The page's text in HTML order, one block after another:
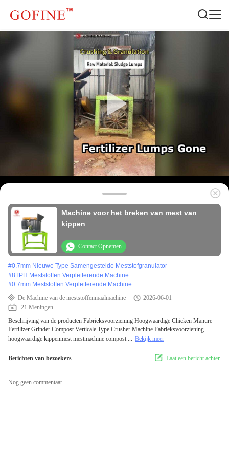
Machine voor het breken van mest van
kippen
Contact Opnemen
#0.7mm Nieuwe Type Samengestelde Meststofgranulator
#8TPH Meststoffen Verpletterende Machine
#0.7mm Meststoffen Verpletterende Machine
De Machine van de meststoffenmaalmachine
2026-06-01
21 Meningen
Beschrijving van de producten Fabrieksvoorziening Hoogwaardige Chicken Manure
Fertilizer Grinder Compost Verticale Type Crusher Machine Fabrieksvoorziening
hoogwaardige kippenmest mestmachine compost ... Bekijk meer
Berichten van bezoekers Laat een bericht achter.
Nog geen commentaar